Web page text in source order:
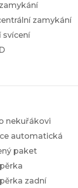
zamykání
svícení
nekuřákovi
automatická
paket
zadní